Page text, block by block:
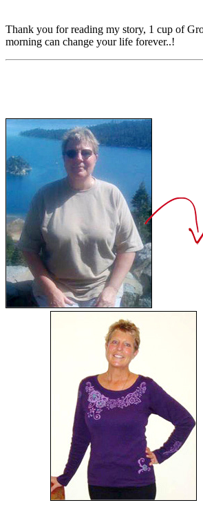
Thank you for reading my story, 1 cup of
morning can change your life forever..!